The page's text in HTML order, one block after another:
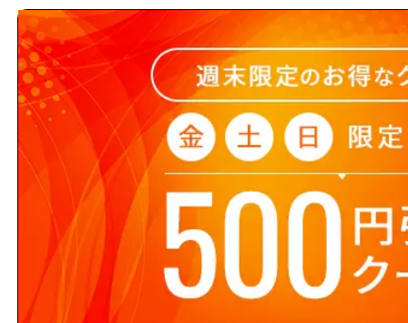
3,000円以上(税込)のご注文
５営業日出荷(メーカー手配品)
商品コード：
250034000000
品番：
YT902S4
販売価格